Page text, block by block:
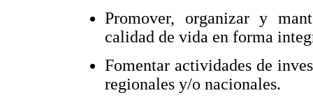
Promover, organizar y
calidad de vida en forma
Fomentar actividades de
regionales y/o nacionales.